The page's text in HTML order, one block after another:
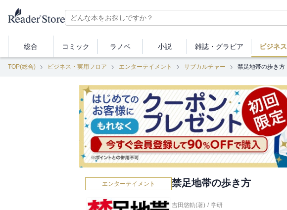
総合 コミック ラノベ 小説 雑誌・ グラビア ビジネス
TOP(総合) ビジネス・実用フロア エンターテイメント サブカルチャー 禁足地帯の歩き方
エンターテイメント 禁足地帯の歩き方
吉田悠軌(著) / 学研